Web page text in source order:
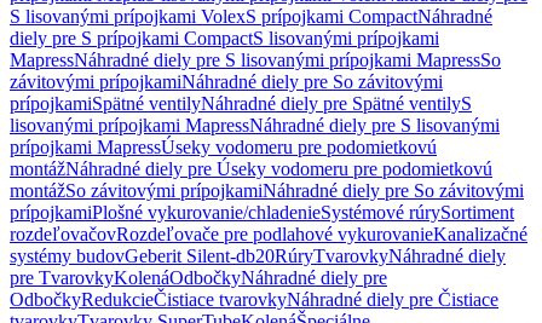
S lisovanými prípojkami VolexS prípojkami CompactNáhradné
diely pre S prípojkami CompactS lisovanými prípojkami
MapressNáhradné diely pre S lisovanými prípojkami MapressSo
závitovými prípojkamiNáhradné diely pre So závitovými
prípojkamiSpätné ventilyNáhradné diely pre Spätné ventilyS
lisovanými prípojkami MapressNáhradné diely pre S lisovanými
prípojkami MapressÚseky vodomeru pre podomietkovú
montážNáhradné diely pre Úseky vodomeru pre podomietkovú
montážSo závitovými prípojkamiNáhradné diely pre So závitovými
prípojkamiPlošné vykurovanie/chladenieSystémové rúrySortiment
rozdeľovačovRozdeľovače pre podlahové vykurovanieKanalizačné
systémy budovGeberit Silent-db20RúryTvarovkyNáhradné diely
pre TvarovkyKolenáOdbočkyNáhradné diely pre
OdbočkyRedukcieČistiace tvarovkyNáhradné diely pre Čistiace